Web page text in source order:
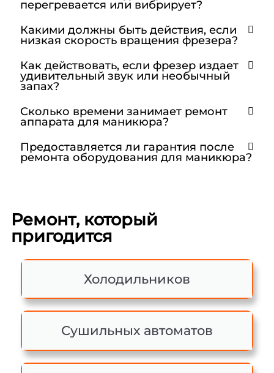
перегревается или вибрирует?
Какими должны быть действия, если
низкая скорость вращения фрезера?
Как действовать, если фрезер издает
удивительный звук или необычный
запах?
Сколько времени занимает ремонт
аппарата для маникюра?
Предоставляется ли гарантия после
ремонта оборудования для маникюра?
Ремонт, который
пригодится
Холодильников
Сушильных автоматов